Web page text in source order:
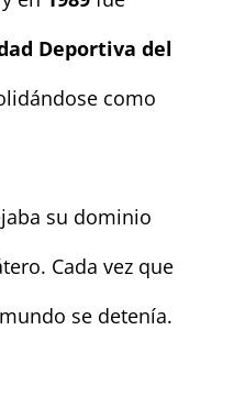
Deportiva del
como
su dominio
Cada vez que
se detenía.